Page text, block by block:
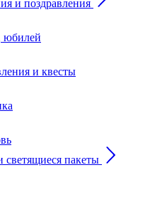
и поздравления
юбилей
и квесты
пакеты